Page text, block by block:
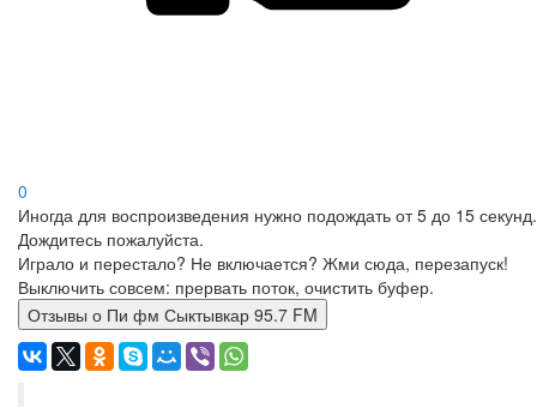
0
Иногда для воспроизведения нужно подождать от 5 до 15 секунд.
Дождитесь пожалуйста.
Играло и перестало? Не включается? Жми сюда, перезапуск!
Выключить совсем: прервать поток, очистить буфер.
Отзывы о Пи фм Сыктывкар 95.7 FM